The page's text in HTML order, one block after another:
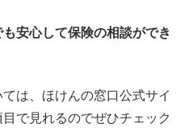
安心して保険の相談ができ
は、ほけんの窓口公式サイ
で見れるのでぜひチェック